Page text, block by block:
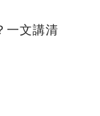
一文講清